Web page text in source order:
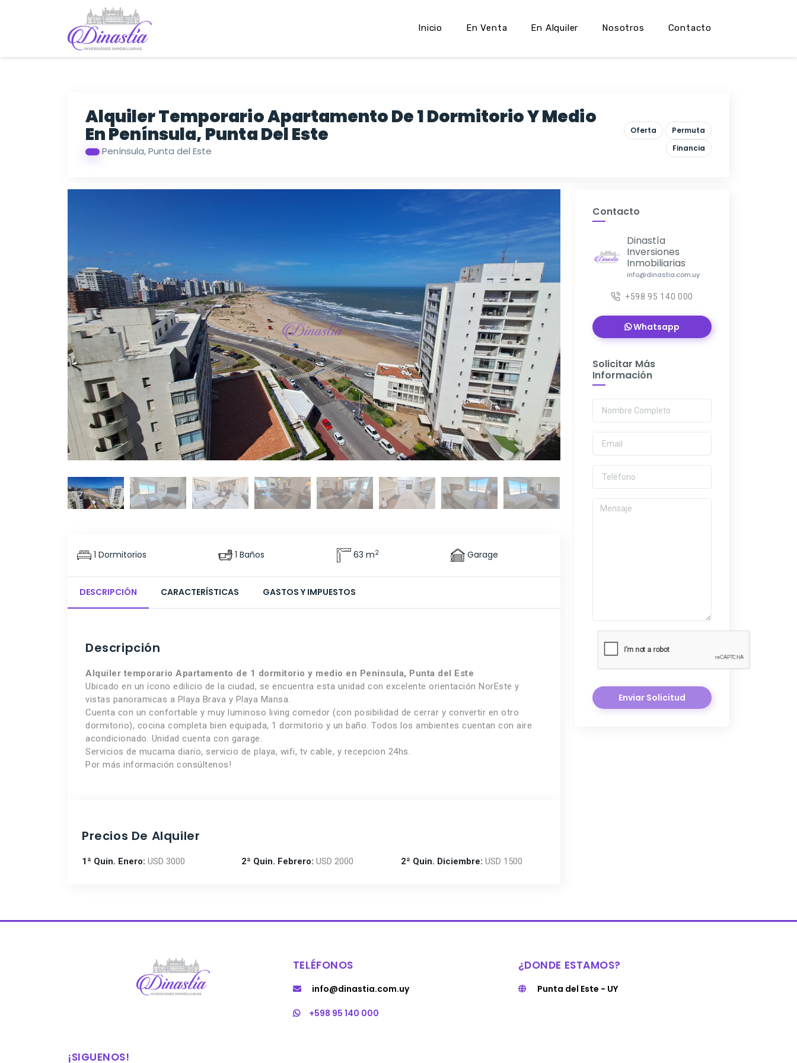
Inicio En Venta En Alquiler Nosotros Contacto
Alquiler Temporario Apartamento De 1 Dormitorio Y Medio
En Península, Punta Del Este
Península, Punta del Este
Oferta
Permuta
Financia
1 Dormitorios 1 Baños 63 m2 Garage
DESCRIPCIÓN CARACTERÍSTICAS GASTOS Y IMPUESTOS
Descripción
Alquiler temporario Apartamento de 1 dormitorio y medio en Península, Punta del Este
Ubicado en un ícono edilicio de la ciudad, se encuentra esta unidad con excelente orientación NorEste y
vistas panoramicas a Playa Brava y Playa Mansa.
Cuenta con un confortable y muy luminoso living comedor (con posibilidad de cerrar y convertir en otro
dormitorio), cocina completa bien equipada, 1 dormitorio y un baño. Todos los ambientes cuentan con aire
acondicionado. Unidad cuenta con garage.
Servicios de mucama diario, servicio de playa, wifi, tv cable, y recepcion 24hs.
Por más información consúltenos!
Precios De Alquiler
1ª Quin. Enero: USD 3000 2ª Quin. Febrero: USD 2000 2ª Quin. Diciembre: USD 1500
Contacto
Dinastía
Inversiones
Inmobiliarias
info@dinastia.com.uy
+598 95 140 000
Whatsapp
Solicitar Más
Información
Enviar Solicitud
TELÉFONOS
info@dinastia.com.uy
+598 95 140 000
¿DONDE ESTAMOS?
Punta del Este - UY
¡SIGUENOS!